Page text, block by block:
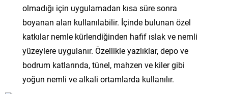
olmadığı için uygulamadan kısa süre sonra
boyanan alan kullanılabilir. İçinde bulunan özel
katkılar nemle kürlendiğinden hafif ıslak ve nemli
yüzeylere uygulanır. Özellikle yazlıklar, depo ve
bodrum katlarında, tünel, mahzen ve kiler gibi
yoğun nemli ve alkali ortamlarda kullanılır.